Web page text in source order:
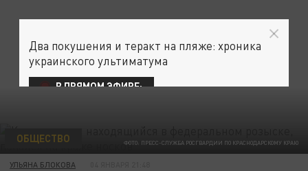
ФОТО: ПРЕСС-СЛУЖБА РОСГВАРДИИ ПО КРАСНОДАРСКОМУ КРАЮ
ОБЩЕСТВО
УЛЬЯНА БЛОКОВА
Два покушения и теракт на пляже: хроника
украинского ультиматума
В ПРЯМОМ ЭФИРЕ: